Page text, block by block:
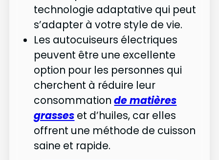
technologie adaptative qui peut
s’adapter à votre style de vie.
Les autocuiseurs électriques
peuvent être une excellente
option pour les personnes qui
cherchent à réduire leur
consommationde matières
grasses et d’huiles, car elles
offrent une méthode de cuisson
saine et rapide.